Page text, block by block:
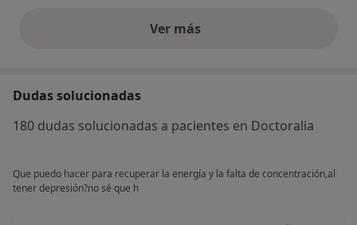
Ver másopiniones anteriores
Dudas solucionadas
180 dudas solucionadas a pacientes en Doctoralia
Que puedo hacer para recuperar la energía y la falta de concentración,al
tener depresión?no sé que h